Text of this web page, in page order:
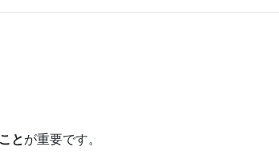
とが重要です。